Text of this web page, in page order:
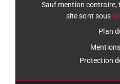
Sauf mention contraire,
site sont sous
Plan
Protection